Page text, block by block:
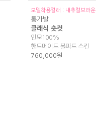
모델착용컬러 : 내츄럴브라운
통가발
클래식 숏컷
인모100%
핸드메이드 불파트 스킨
760,000원